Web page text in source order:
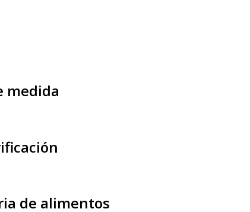
medida
de alimentos